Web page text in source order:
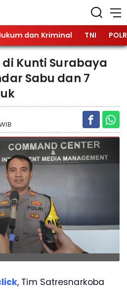
dan Kriminal TNI
Kunti Surabaya
Sabu dan 7
, Tim Satresnarkoba